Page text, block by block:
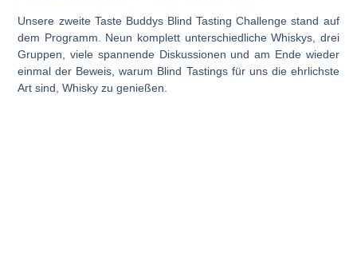
Unsere zweite Taste Buddys Blind Tasting Challenge stand auf
dem Programm. Neun komplett unterschiedliche Whiskys, drei
Gruppen, viele spannende Diskussionen und am Ende wieder
einmal der Beweis, warum Blind Tastings für uns die ehrlichste
Art sind, Whisky zu genießen.